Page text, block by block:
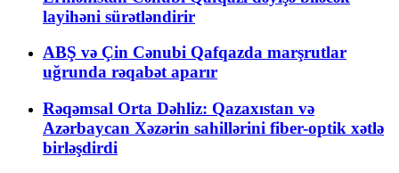
layihəni sürətləndirir
ABŞ və Çin Cənubi Qafqazda marşrutlar
uğrunda rəqabət aparır
Rəqəmsal Orta Dəhliz: Qazaxıstan və
Azərbaycan Xəzərin sahillərini fiber-optik xətlə
birləşdirdi